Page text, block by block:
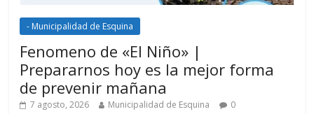
- Municipalidad de Esquina
Fenomeno de «El Niño» |
Prepararnos hoy es la mejor forma
de prevenir mañana
7 agosto, 2026 Municipalidad de Esquina 0